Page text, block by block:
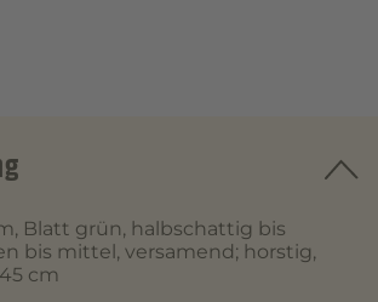
Blatt grün, halbschattig bis
bis mittel, versamend; horstig,
cm